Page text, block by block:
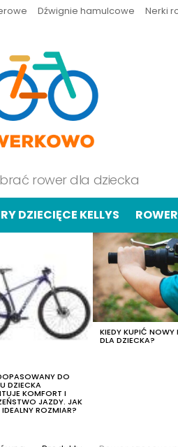
Dźwignie hamulcowe Nerki
rower dla dziecka
DZIECIĘCE KELLYS
DO
DZIECKA
KOMFORT I
JAZDY. JAK
ROZMIAR?
KIEDY KUPIĆ NOWY
DLA DZIECKA?